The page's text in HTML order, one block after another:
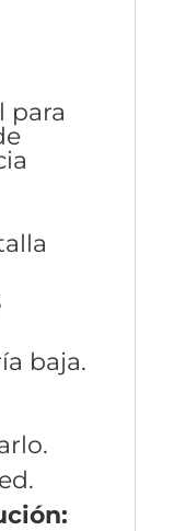
para
baja.